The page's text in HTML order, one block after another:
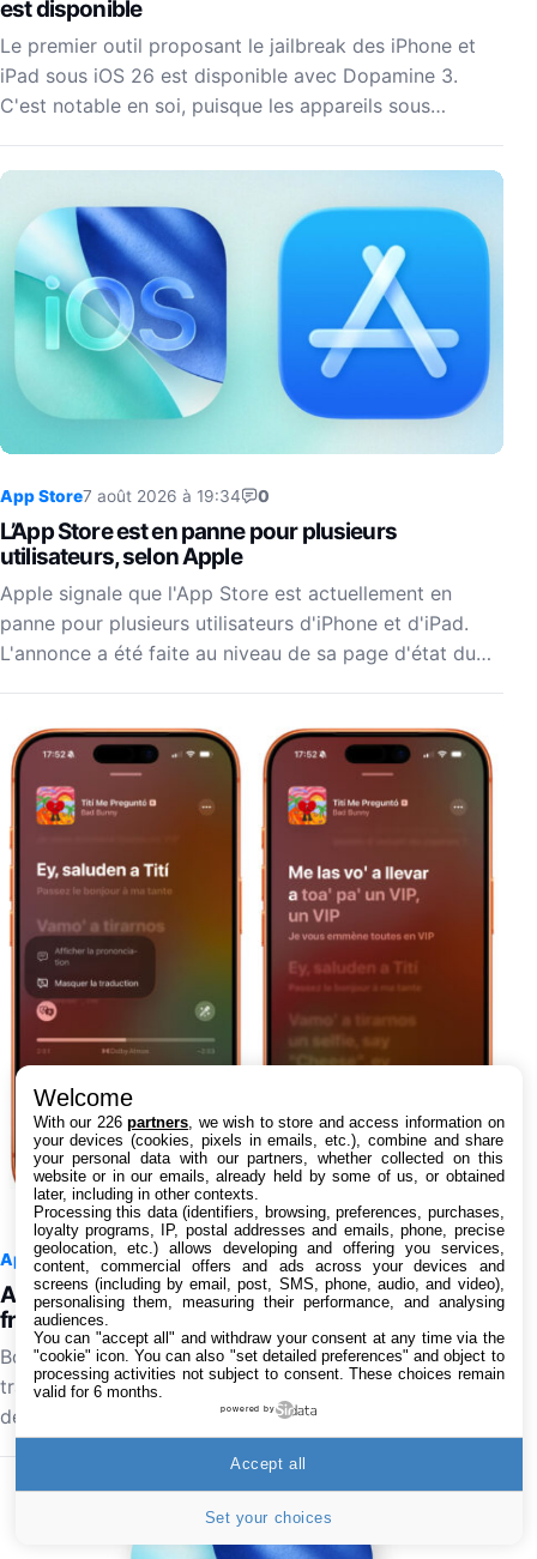
est disponible
Le premier outil proposant le jailbreak des iPhone et
iPad sous iOS 26 est disponible avec Dopamine 3.
C'est notable en soi, puisque les appareils sous…
App Store7 août 2026 à 19:34 0
L’App Store est en panne pour plusieurs
utilisateurs, selon Apple
Apple signale que l'App Store est actuellement en
panne pour plusieurs utilisateurs d'iPhone et d'iPad.
L'annonce a été faite au niveau de sa page d'état du…
App Store7 août 2026 à 18:46 2
Apple Music : la traduction des paroles en
français est en cours de déploiement
Bonne nouvelle pour les utilisateurs d'Apple Music : la
traduction des paroles en français est en cours de
déploiement, après un test en début d'année. Cela…
Welcome
With our 226partners , we wish to store and access information on
your devices (cookies, pixels in emails, etc.), combine and share
your personal data with our partners, whether collected on this
website or in our emails, already held by some of us, or obtained
later, including in other contexts.
Processing this data (identifiers, browsing, preferences, purchases,
loyalty programs, IP, postal addresses and emails, phone, precise
geolocation, etc.) allows developing and offering you services,
content, commercial offers and ads across your devices and
screens (including by email, post, SMS, phone, audio, and video),
personalising them, measuring their performance, and analysing
audiences.
You can "accept all" and withdraw your consent at any time via the
"cookie" icon. You can also "set detailed preferences" and object to
processing activities not subject to consent. These choices remain
valid for 6 months.
powered by
Set your choices
Accept all